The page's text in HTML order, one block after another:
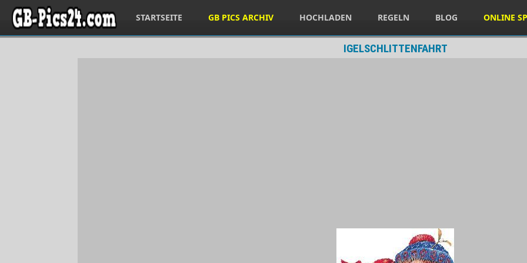
STARTSEITE GB PICS ARCHIV HOCHLADEN REGELN BLOG ONLINE
IGELSCHLITTENFAHRT